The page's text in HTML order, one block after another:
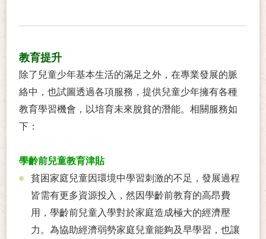
教育提升
除了兒童少年基本生活的滿足之外，在專業發展的脈
絡中，也試圖透過各項服務，提供兒童少年擁有各種
教育學習機會，以培育未來脫貧的潛能。相關服務如
下：
學齡前兒童教育津貼
貧困家庭兒童因環境中學習刺激的不足，發展過程
皆需有更多資源投入，然因學齡前教育的高昂費
用，學齡前兒童入學對於家庭造成極大的經濟壓
力。為協助經濟弱勢家庭兒童能夠及早學習，也讓